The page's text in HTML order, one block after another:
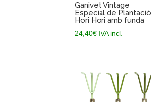
Ganivet Vintage
Especial de Plantació
Hori Hori amb funda
24,40€ IVA incl.